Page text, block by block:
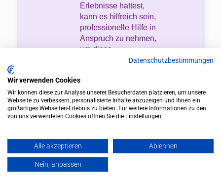
Erlebnisse hattest,
kann es hilfreich sein,
professionelle Hilfe in
Anspruch zu nehmen,
um diese
aufzuarbeiten und zu
Besinne dich auf
dein wahres Sein
zurück: Erkenne,
liebenswerte Person
bist, unabhängig von
äußeren Umständen
Datenschutzbestimmungen
Wir verwenden Cookies
Wir können diese zur Analyse unserer Besucherdaten platzieren, um unsere
Webseite zu verbessern, personalisierte Inhalte anzuzeigen und Ihnen ein
großartiges Webseiten-Erlebnis zu bieten. Für weitere Informationen zu den
von uns verwendeten Cookies öffnen Sie die Einstellungen.
Alle akzeptieren Ablehnen
Nein, anpassen